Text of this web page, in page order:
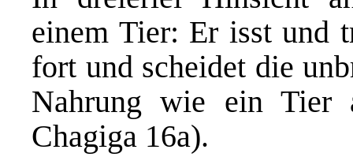
einem Tier: Er isst und
fort und scheidet die
Nahrung wie ein Tier
Chagiga 16a).